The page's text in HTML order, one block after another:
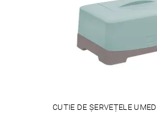
CUTIE DE ȘERVEȚELE